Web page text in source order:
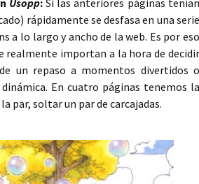
Usopp:Si las anteriores páginas tenían
rápidamente se desfasa en una serie
a lo largo y ancho de la web. Es por eso
realmente importan a la hora de decidir
un repaso a momentos divertidos o
En cuatro páginas tenemos la
par, soltar un par de carcajadas.